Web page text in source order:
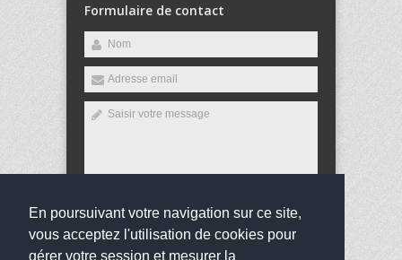
En poursuivant votre navigation sur ce site,
vous acceptez l'utilisation de cookies pour
gérer votre session et mesurer la
Formulaire de contact
Envoyer